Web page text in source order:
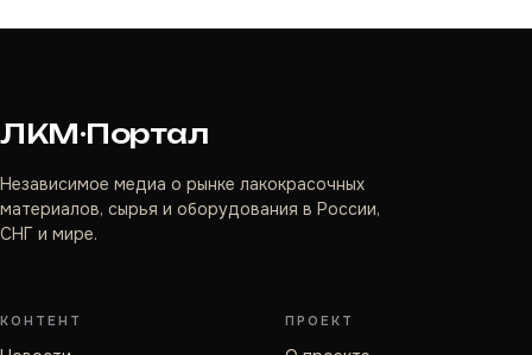
ЛКМ·Портал
Независимое медиа о рынке лакокрасочных
материалов, сырья и оборудования в России,
СНГ и мире.
КОНТЕНТ ПРОЕКТ